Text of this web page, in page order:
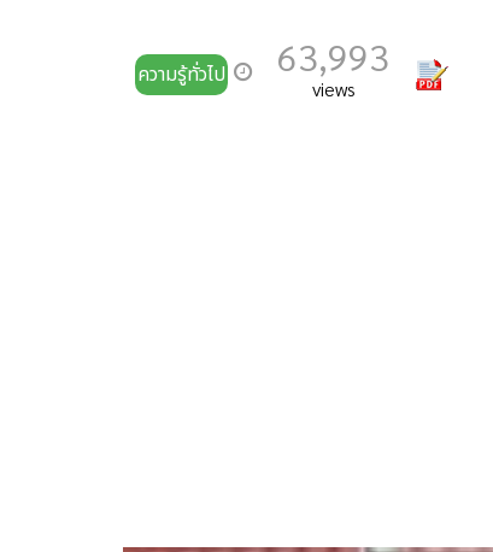
ความรู้ทั่วไป 63,993
views